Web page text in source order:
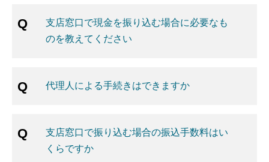
支店窓口で現金を振り込む場合に必要なも
のを教えてください
代理人による手続きはできますか
支店窓口で振り込む場合の振込手数料はい
くらですか